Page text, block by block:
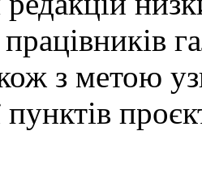
з метою
пунктів